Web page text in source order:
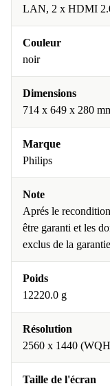
LAN, 2 x HDMI
Couleur
noir
Dimensions
714 x 649 x 280
Marque
Philips
Note
Aprés le
être garanti et les
exclus de la
Poids
12220.0 g
Résolution
2560 x 1440
Taille de l'écran